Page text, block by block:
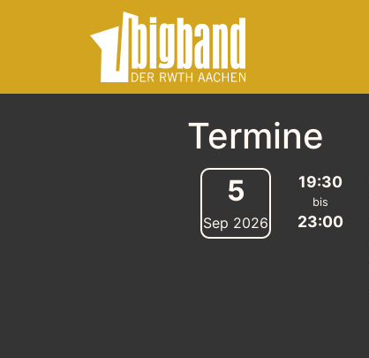
Termine
5
Sep 2026
19:30
bis
23:00